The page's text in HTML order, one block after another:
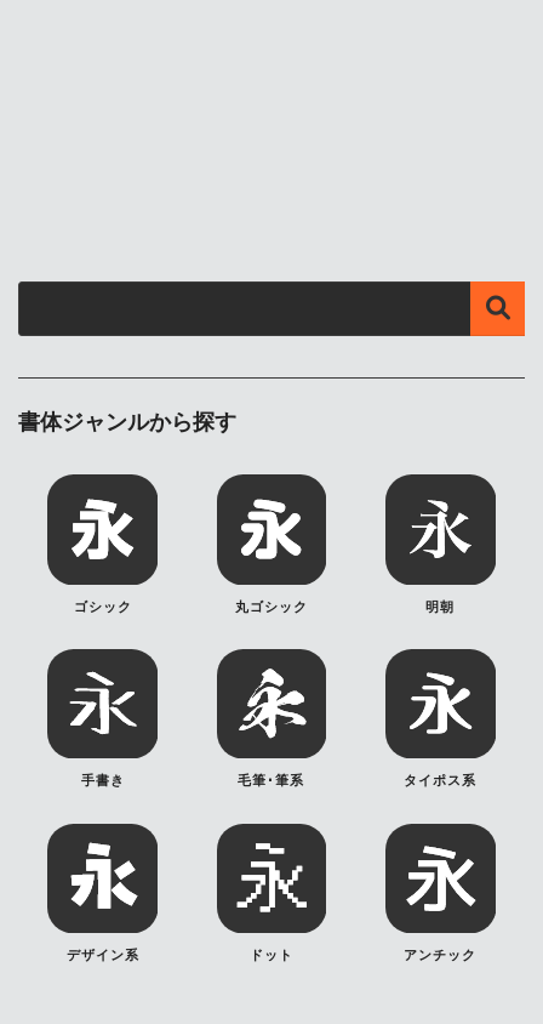
書体ジャンルから探す
ゴシック 丸ゴシック 明朝
手書き 毛筆･筆系 タイポス系
デザイン系 ドット アンチック